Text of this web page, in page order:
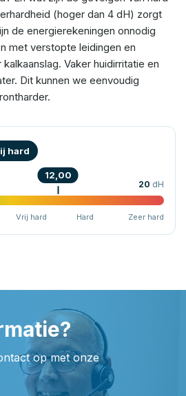
(hoger dan 4 dH) zorgt
de energierekeningen onnodig
met verstopte leidingen en
Vaker huidirritatie en
Dit kunnen we eenvoudig
hard
20 dH
12,00
Vrij hard Hard Zeer hard
op met onze